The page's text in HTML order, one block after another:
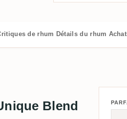
de rhum Détails du rhum
Blend